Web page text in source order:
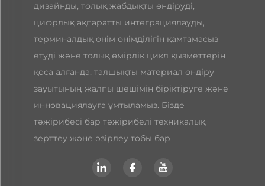
дизайнды, толық жабдықты өндіруді,
цифрлық ақпаратты интеграциялауды,
терминалдық өнім өнімділігін қамтамасыз
етуді және толық өмірлік цикл қызметтерін
қоса алғанда, талшықты материал өндіру
зауытының жалпы шешімін біріктіруге және
инновациялауға ұмтыламыз. Бізде
тәжірибесі бар тәжірибелі техникалық
зерттеу және әзірлеу тобы бар